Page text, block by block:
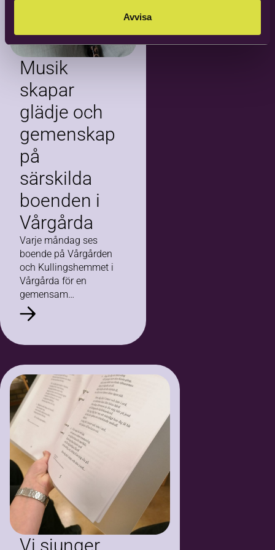
Avvisa
Musik
skapar
glädje och
gemenskap
på
särskilda
boenden i
Vårgårda
Varje måndag ses
boende på Vårgården
och Kullingshemmet i
Vårgårda för en
gemensam
sångstund under
ledning av
Lövenius. Konceptet,
som kallas Vi sjunger
hjärna, har utvecklats
av Bilda…
Vi sjunger